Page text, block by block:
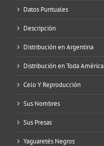
Datos Puntuales
Descripción
Distribución en Argentina
Distribución en Toda América
Celo Y Reproducción
Sus Nombres
Sus Presas
Yaguaretés Negros